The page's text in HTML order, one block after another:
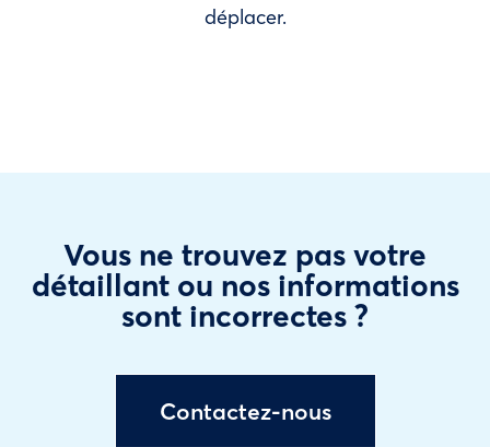
déplacer.
Vous ne trouvez pas votre
détaillant ou nos informations
sont incorrectes ?
Contactez-nous